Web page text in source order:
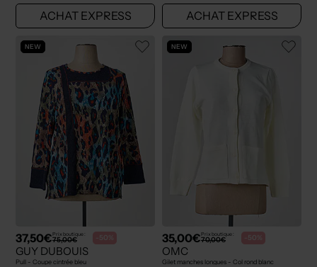
ACHAT EXPRESS ACHAT EXPRESS
NEW
37,50€Prix boutique :
75,00€ -50%
GUY DUBOUIS
Pull - Coupe cintrée bleu
NEW
35,00€Prix boutique :
70,00€ -50%
OMC
Gilet manches longues - Col rond blanc